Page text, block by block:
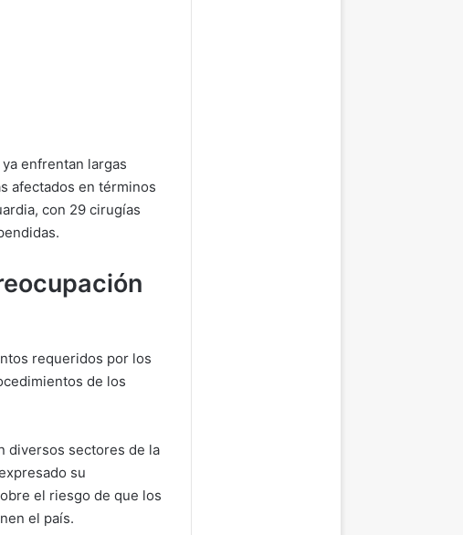
enfrentan largas
afectados en términos
con 29 cirugías
requeridos por los
de los
diversos sectores de la
su
el riesgo de que los
el país.